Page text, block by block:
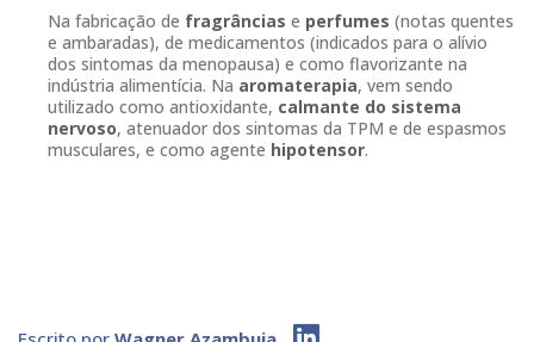
Na fabricação de fragrâncias e perfumes (notas quentes
e ambaradas), de medicamentos (indicados para o alívio
dos sintomas da menopausa) e como flavorizante na
indústria alimentícia. Na aromaterapia, vem sendo
utilizado como antioxidante, calmante do sistema
nervoso, atenuador dos sintomas da TPM e de espasmos
musculares, e como agente hipotensor.